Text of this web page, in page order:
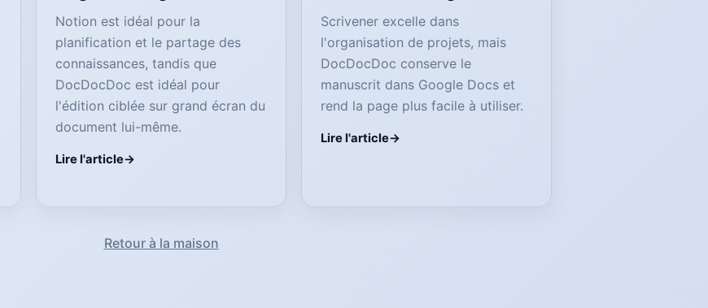
Notion est idéal pour la
planification et le partage des
connaissances, tandis que
DocDocDoc est idéal pour
l'édition ciblée sur grand écran du
document lui-même.
Lire l'article
Scrivener excelle dans
l'organisation de projets, mais
DocDocDoc conserve le
manuscrit dans Google Docs et
rend la page plus facile à utiliser.
Lire l'article
Retour à la maison